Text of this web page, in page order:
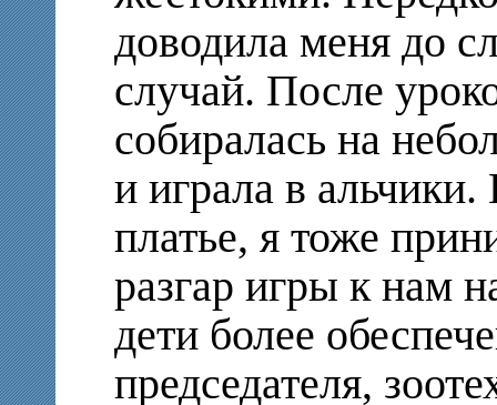
доводила меня до
случай. После
собиралась на
и играла в
платье, я тоже
разгар игры к нам
дети более
председателя,